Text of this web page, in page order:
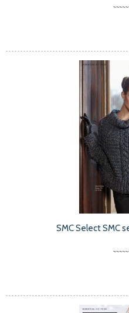
SMC Select SMC